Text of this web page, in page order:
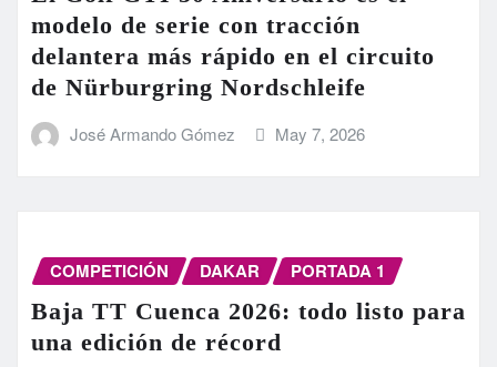
modelo de serie con tracción
delantera más rápido en el circuito
de Nürburgring Nordschleife
José Armando Gómez May 7, 2026
COMPETICIÓN DAKAR PORTADA 1
Baja TT Cuenca 2026: todo listo para
una edición de récord